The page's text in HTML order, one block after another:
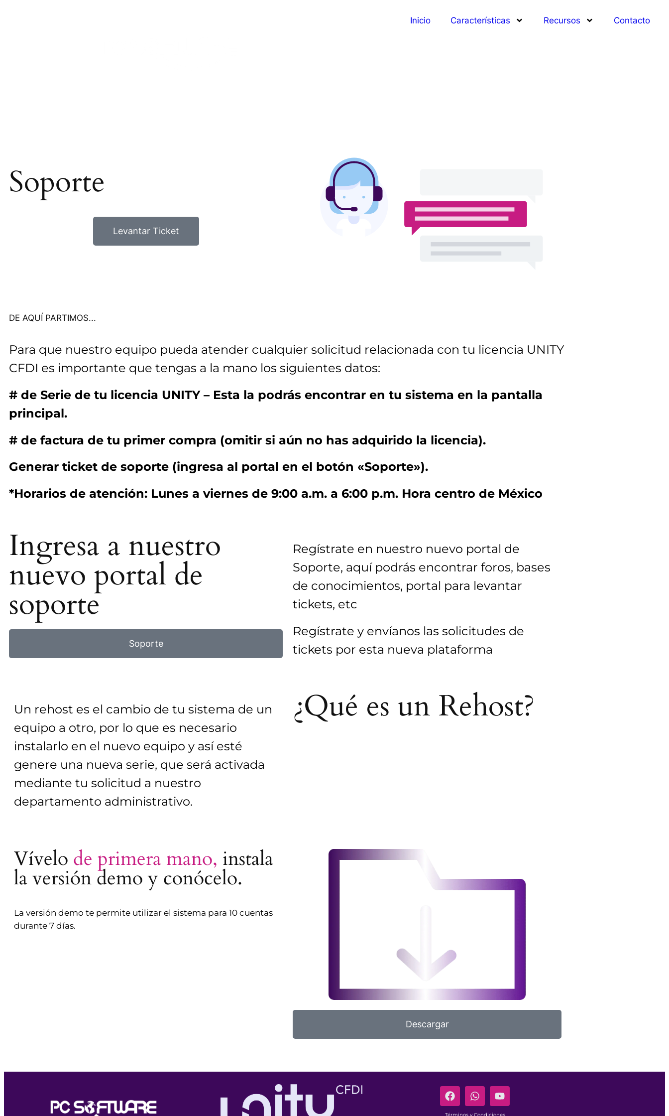
Inicio Características Recursos Contacto
Soporte
Levantar Ticket
DE AQUÍ PARTIMOS...
Para que nuestro equipo pueda atender cualquier solicitud relacionada con tu licencia UNITY
CFDI es importante que tengas a la mano los siguientes datos:
# de Serie de tu licencia UNITY – Esta la podrás encontrar en tu sistema en la pantalla
principal.
# de factura de tu primer compra (omitir si aún no has adquirido la licencia).
Generar ticket de soporte (ingresa al portal en el botón «Soporte»).
*Horarios de atención: Lunes a viernes de 9:00 a.m. a 6:00 p.m. Hora centro de México
Ingresa a nuestro
nuevo portal de
soporte
Soporte
Regístrate en nuestro nuevo portal de
Soporte, aquí podrás encontrar foros, bases
de conocimientos, portal para levantar
tickets, etc
Regístrate y envíanos las solicitudes de
tickets por esta nueva plataforma
Un rehost es el cambio de tu sistema de un
equipo a otro, por lo que es necesario
instalarlo en el nuevo equipo y así esté
genere una nueva serie, que será activada
mediante tu solicitud a nuestro
departamento administrativo.
¿Qué es un Rehost?
Vívelo de primera mano, instala
la versión demo y conócelo.
La versión demo te permite utilizar el sistema para 10 cuentas
durante 7 días.
Descargar